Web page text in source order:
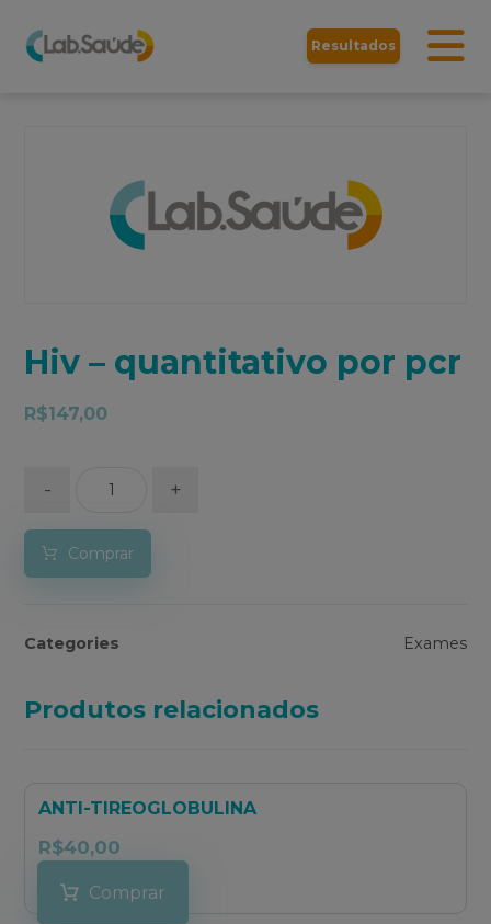
Resultados
Hiv – quantitativo por pcr
R$147,00
- +
Comprar
Categories Exames
Produtos relacionados
ANTI-TIREOGLOBULINA
R$40,00
Comprar